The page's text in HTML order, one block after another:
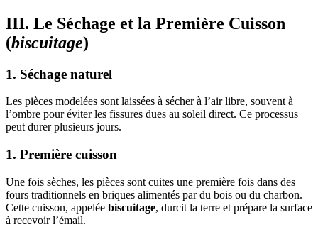
III. Le Séchage et la Première Cuisson
(biscuitage)
1. Séchage naturel
Les pièces modelées sont laissées à sécher à l’air libre, souvent à
l’ombre pour éviter les fissures dues au soleil direct. Ce processus
peut durer plusieurs jours.
1. Première cuisson
Une fois sèches, les pièces sont cuites une première fois dans des
fours traditionnels en briques alimentés par du bois ou du charbon.
Cette cuisson, appelée biscuitage, durcit la terre et prépare la surface
à recevoir l’émail.